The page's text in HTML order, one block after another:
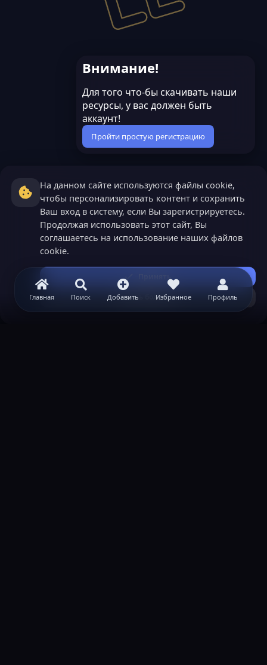
Главная Поиск Добавить Избранное Профиль
Внимание!
Для того что-бы скачивать наши
ресурсы, у вас должен быть
аккаунт!
Пройти простую регистрацию
На данном сайте используются файлы cookie,
чтобы персонализировать контент и сохранить
Ваш вход в систему, если Вы зарегистрируетесь.
Продолжая использовать этот сайт, Вы
соглашаетесь на использование наших файлов
cookie.
Принять
Узнать больше...